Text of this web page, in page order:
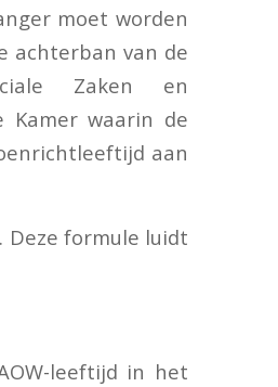
moet worden
achterban van de
Zaken en
Kamer waarin de
aan
Deze formule luidt
leeftijd in het